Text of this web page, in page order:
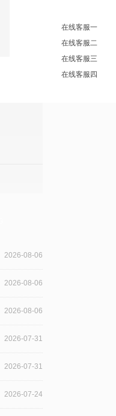
查看更多
2026-08-06
2026-08-06
2026-08-06
2026-07-31
2026-07-31
2026-07-24
在线客服一
在线客服二
在线客服三
在线客服四